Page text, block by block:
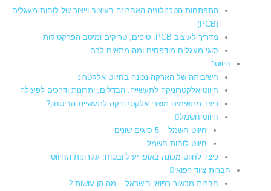
התפתחות הטכנולוגיה האחרונה בעיצוב וייצור של לוחות מעגלים
(PCB)
מדריך לעיצוב PCB: טיפים, טריקים ומיטב הפרקטיקות
סוגי מעגלים מודפסים ומה מתאים לכם
חיווט
חשיבותה של הארקה נכונה בחיווט אלקטרוני
חיווט אלקטרוניקה לתעשייה: הבדלים, יתרונות ודרכים לפעולה
כיצד מתאימים מוצרי אלקטרוניקה לתעשיית הביטחון?
חיווט חשמל
חיווט חשמל – 5 סוגים שונים
חיווט לוחות חשמל​
כיצד לחווט מכונה באופן יעיל ובטוח: עקרונות החיווט
חברות ציוד רפואי
חברות מכשור רפואי בישראל – מה הן עושות ?